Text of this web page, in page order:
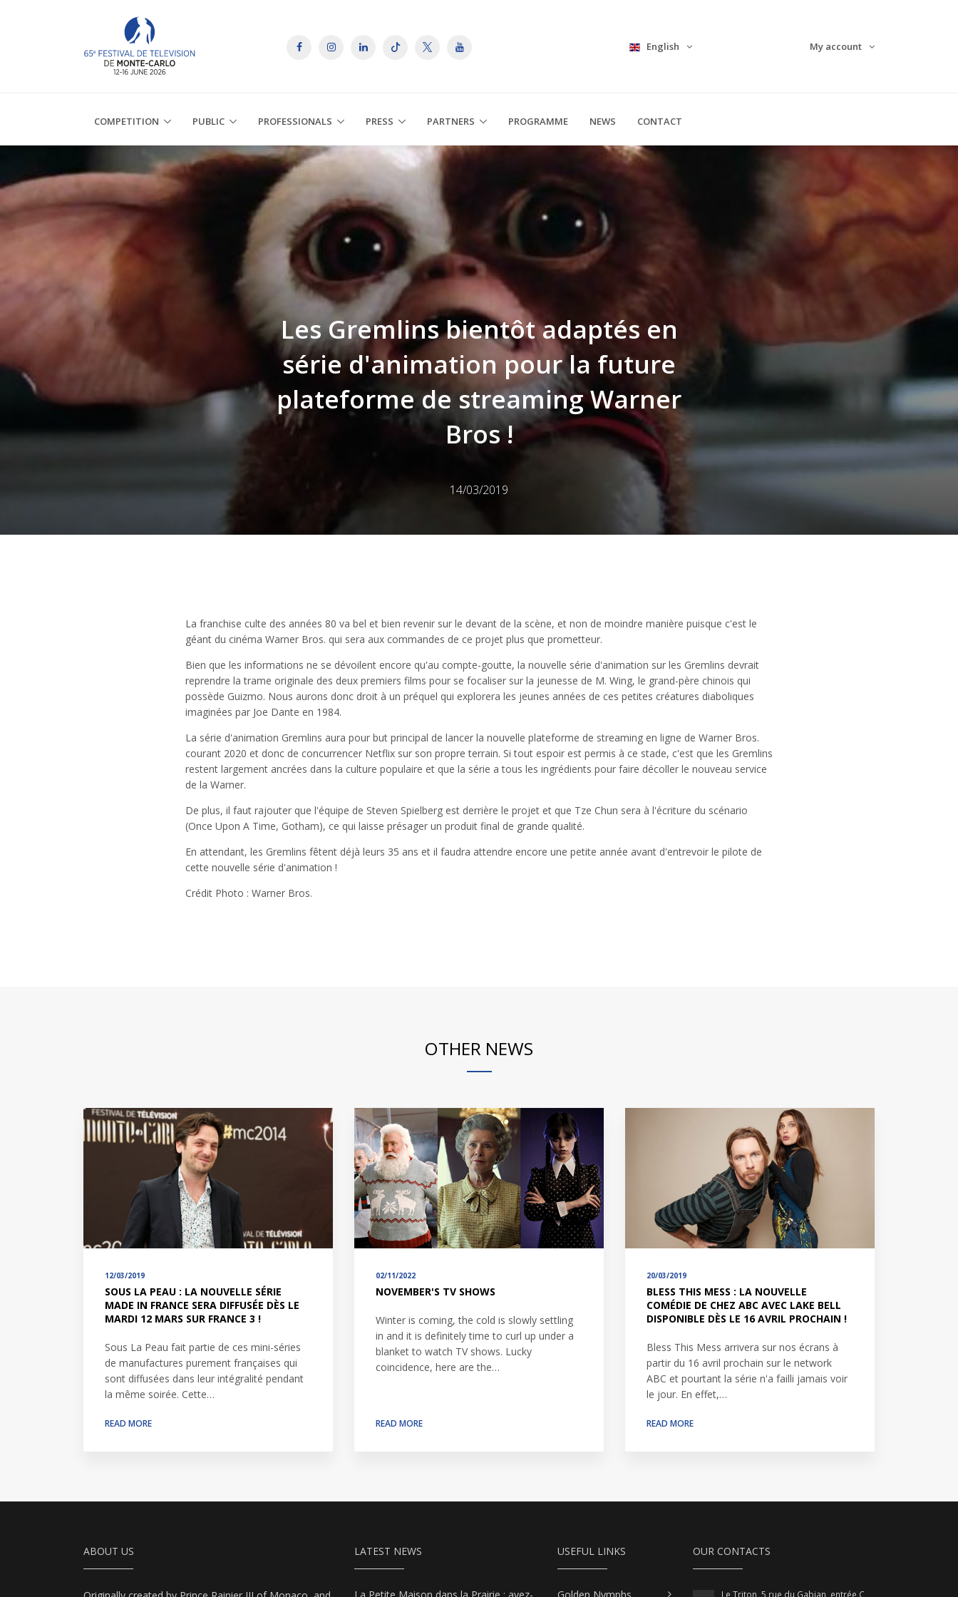
English My account
COMPETITION PUBLIC PROFESSIONALS PRESS PARTNERS PROGRAMME NEWS CONTACT
Les Gremlins bientôt adaptés en
série d'animation pour la future
plateforme de streaming Warner
Bros !
14/03/2019
La franchise culte des années 80 va bel et bien revenir sur le devant de la scène, et non de moindre manière puisque c'est le
géant du cinéma Warner Bros. qui sera aux commandes de ce projet plus que prometteur.
Bien que les informations ne se dévoilent encore qu'au compte-goutte, la nouvelle série d'animation sur les Gremlins devrait
reprendre la trame originale des deux premiers films pour se focaliser sur la jeunesse de M. Wing, le grand-père chinois qui
possède Guizmo. Nous aurons donc droit à un préquel qui explorera les jeunes années de ces petites créatures diaboliques
imaginées par Joe Dante en 1984.
La série d'animation Gremlins aura pour but principal de lancer la nouvelle plateforme de streaming en ligne de Warner Bros.
courant 2020 et donc de concurrencer Netflix sur son propre terrain. Si tout espoir est permis à ce stade, c'est que les Gremlins
restent largement ancrées dans la culture populaire et que la série a tous les ingrédients pour faire décoller le nouveau service
de la Warner.
De plus, il faut rajouter que l'équipe de Steven Spielberg est derrière le projet et que Tze Chun sera à l'écriture du scénario
(Once Upon A Time, Gotham), ce qui laisse présager un produit final de grande qualité.
En attendant, les Gremlins fêtent déjà leurs 35 ans et il faudra attendre encore une petite année avant d'entrevoir le pilote de
cette nouvelle série d'animation !
Crédit Photo : Warner Bros.
OTHER NEWS
12/03/2019
SOUS LA PEAU : LA NOUVELLE SÉRIE
MADE IN FRANCE SERA DIFFUSÉE DÈS LE
MARDI 12 MARS SUR FRANCE 3 !
Sous La Peau fait partie de ces mini-séries
de manufactures purement françaises qui
sont diffusées dans leur intégralité pendant
la même soirée. Cette…
READ MORE
02/11/2022
NOVEMBER'S TV SHOWS
Winter is coming, the cold is slowly settling
in and it is definitely time to curl up under a
blanket to watch TV shows. Lucky
coincidence, here are the…
READ MORE
20/03/2019
BLESS THIS MESS : LA NOUVELLE
COMÉDIE DE CHEZ ABC AVEC LAKE BELL
DISPONIBLE DÈS LE 16 AVRIL PROCHAIN !
Bless This Mess arrivera sur nos écrans à
partir du 16 avril prochain sur le network
ABC et pourtant la série n'a failli jamais voir
le jour. En effet,…
READ MORE
ABOUT US LATEST NEWS USEFUL LINKS OUR CONTACTS
Le Triton, 5 rue du Gabian, entrée C